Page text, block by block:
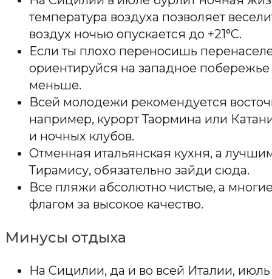
температура воздуха позволяет
воздух ночью опускается до +21°C.
Если ты плохо переносишь
ориентируйся на западное побережье
меньше.
Всей молодежи рекомендуется
например, курорт Таормина или
и ночных клубов.
Отменная итальянская кухня, а
Тирамису, обязательно зайди сюда.
Все пляжи абсолютно чистые, а
флагом за высокое качество.
Минусы отдыха
На Сицилии, да и во всей Италии,